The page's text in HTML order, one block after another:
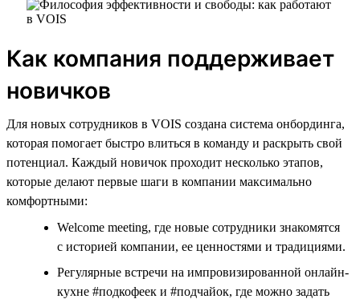
Как компания поддерживает
новичков
Для новых сотрудников в VOIS создана система онбординга,
которая помогает быстро влиться в команду и раскрыть свой
потенциал. Каждый новичок проходит несколько этапов,
которые делают первые шаги в компании максимально
комфортными:
Welcome meeting, где новые сотрудники знакомятся
с историей компании, ее ценностями и традициями.
Регулярные встречи на импровизированной онлайн-
кухне #подкофеек и #подчайок, где можно задать